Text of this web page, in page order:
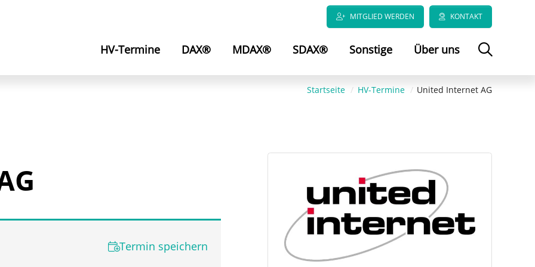
MITGLIED WERDEN KONTAKT
HV-Termine DAX® MDAX® SDAX® Sonstige Über uns
Startseite HV-Termine United Internet AG
Termin speichern